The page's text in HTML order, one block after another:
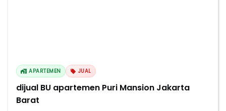
APARTEMEN JUAL
dijual BU apartemen Puri Mansion Jakarta
Barat